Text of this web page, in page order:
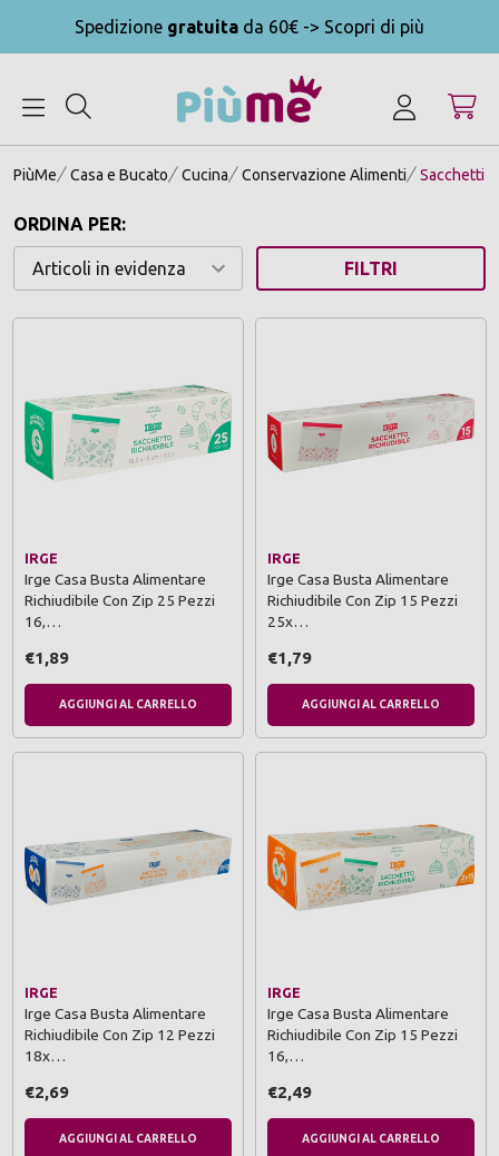
Spedizione gratuita da 60€ -> Scopri di più
PiùMe Casa e Bucato Cucina Conservazione Alimenti Sacchetti
ORDINA PER:
FILTRI
IRGE
Irge Casa Busta Alimentare
Richiudibile Con Zip 25 Pezzi
16,…
€1,89
AGGIUNGI AL CARRELLO
IRGE
Irge Casa Busta Alimentare
Richiudibile Con Zip 15 Pezzi
25x…
€1,79
AGGIUNGI AL CARRELLO
IRGE
Irge Casa Busta Alimentare
Richiudibile Con Zip 12 Pezzi
18x…
€2,69
AGGIUNGI AL CARRELLO
IRGE
Irge Casa Busta Alimentare
Richiudibile Con Zip 15 Pezzi
16,…
€2,49
AGGIUNGI AL CARRELLO